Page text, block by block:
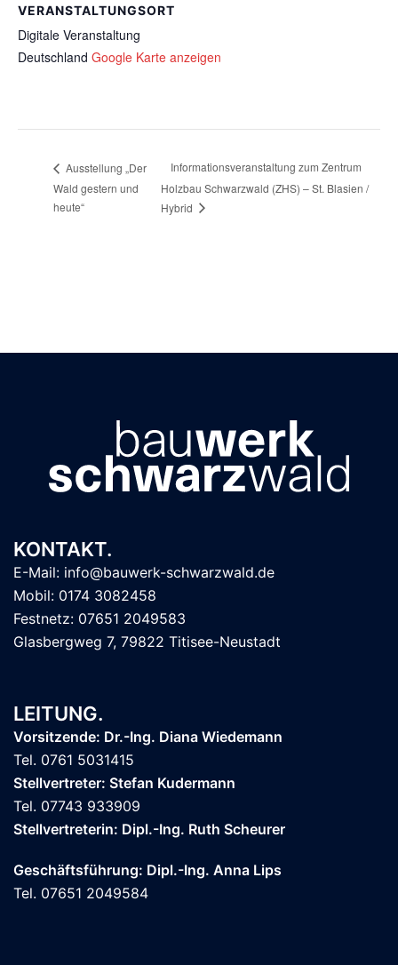
VERANSTALTUNGSORT
Digitale Veranstaltung
Deutschland Google Karte anzeigen
Ausstellung „Der
Wald gestern und
heute“
Informationsveranstaltung zum Zentrum
Holzbau Schwarzwald (ZHS) – St. Blasien /
Hybrid
KONTAKT.
E-Mail: info@bauwerk-schwarzwald.de
Mobil: 0174 3082458
Festnetz: 07651 2049583
Glasbergweg 7, 79822 Titisee-Neustadt
LEITUNG.
Vorsitzende: Dr.-Ing. Diana Wiedemann
Tel. 0761 5031415
Stellvertreter: Stefan Kudermann
Tel. 07743 933909
Stellvertreterin: Dipl.-Ing. Ruth Scheurer
Geschäftsführung: Dipl.-Ing. Anna Lips
Tel. 07651 2049584